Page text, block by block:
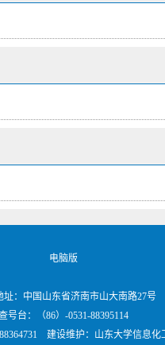
电脑版
：中国山东省济南市山大南路27号
号台：（86）-0531-88395114
88364731 建设维护：山东大学信